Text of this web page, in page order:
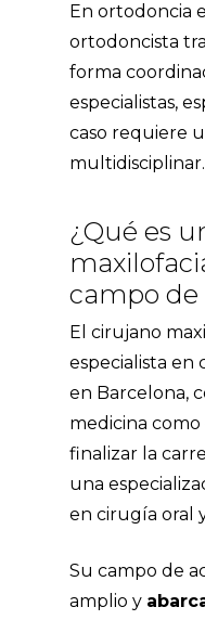
En ortodoncia
ortodoncista
forma
especialistas,
caso requiere
multidisciplinar.
¿Qué es
campo de
El cirujano
especialista en
en Barcelona,
medicina
finalizar la
una
en cirugía oral
Su campo de
amplio y